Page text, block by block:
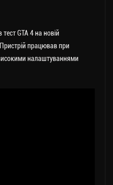
GTA 4 на новій
працював при
налаштуваннями